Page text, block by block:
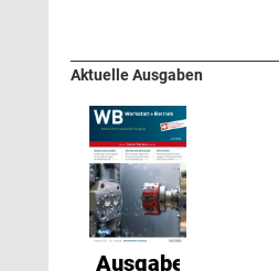
Aktuelle Ausgaben
Ausgabe